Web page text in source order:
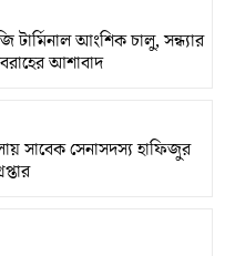
আংশিক চালু, সন্ধ্যার
আশাবাদ
সাবেক সেনাসদস্য হাফিজুর